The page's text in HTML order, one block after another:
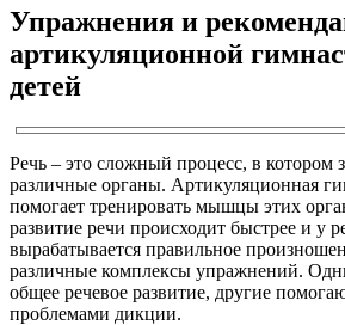
Упражнения и
артикуляционной
детей
Речь – это сложный процесс, в котором
различные органы. Артикуляционная
помогает тренировать мышцы этих
развитие речи происходит быстрее и у
вырабатывается правильное
различные комплексы упражнений.
общее речевое развитие, другие
проблемами дикции.